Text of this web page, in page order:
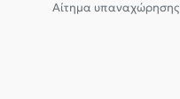
Αίτημα υπαναχώρησης